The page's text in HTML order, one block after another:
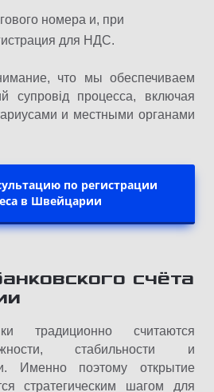
номера и, при
для НДС.
что мы обеспечиваем
супровід процесса, включая
и местными органами
по регистрации
в Швейцарии
счёта
традиционно считаются
стабильности и
Именно поэтому открытие
стратегическим шагом для